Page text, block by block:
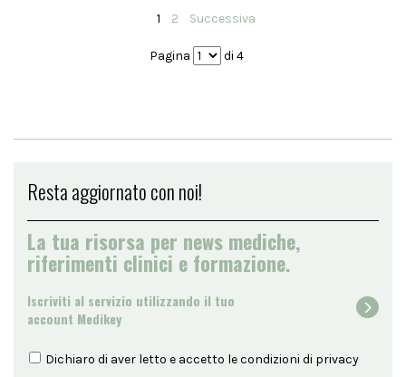
1 2 Successiva
Pagina di 4
Resta aggiornato con noi!
La tua risorsa per news mediche,
riferimenti clinici e formazione.
Iscriviti al servizio utilizzando il tuo
account Medikey
Dichiaro di aver letto e accetto le condizioni di privacy